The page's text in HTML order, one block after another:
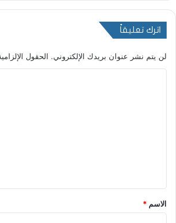
اترك تعليقاً
لن يتم نشر عنوان بريدك الإلكتروني. الحقول
*
الاسم *